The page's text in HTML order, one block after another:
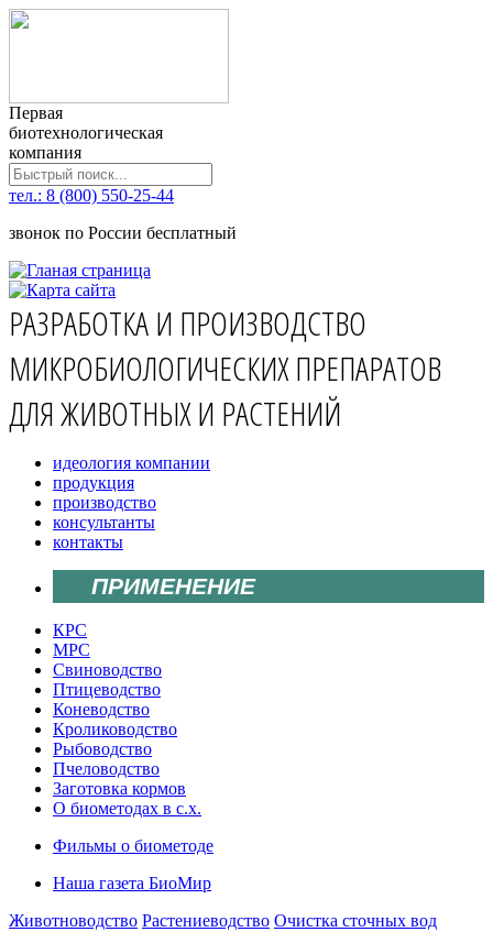
Первая
биотехнологическая
компания
тел.: 8 (800) 550-25-44
звонок по России бесплатный
РАЗРАБОТКА И ПРОИЗВОДСТВО
МИКРОБИОЛОГИЧЕСКИХ ПРЕПАРАТОВ
ДЛЯ ЖИВОТНЫХ И РАСТЕНИЙ
идеология компании
продукция
производство
консультанты
контакты
ПРИМЕНЕНИЕ
КРС
МРС
Свиноводство
Птицеводство
Коневодство
Кролиководство
Рыбоводство
Пчеловодство
Заготовка кормов
О биометодах в с.х.
Фильмы о биометоде
Наша газета БиоМир
Животноводство Растениеводство Очистка сточных вод